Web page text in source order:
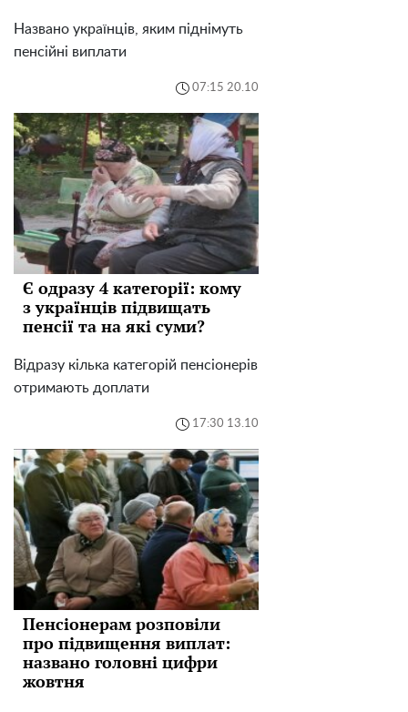
Названо українців, яким піднімуть
пенсійні виплати
07:15 20.10
Є одразу 4 категорії: кому
з українців підвищать
пенсії та на які суми?
Відразу кілька категорій пенсіонерів
отримають доплати
17:30 13.10
Пенсіонерам розповіли
про підвищення виплат:
названо головні цифри
жовтня